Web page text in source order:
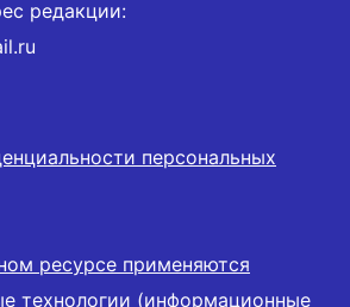
редакции:
персональных
ресурсе применяются
технологии (информационные